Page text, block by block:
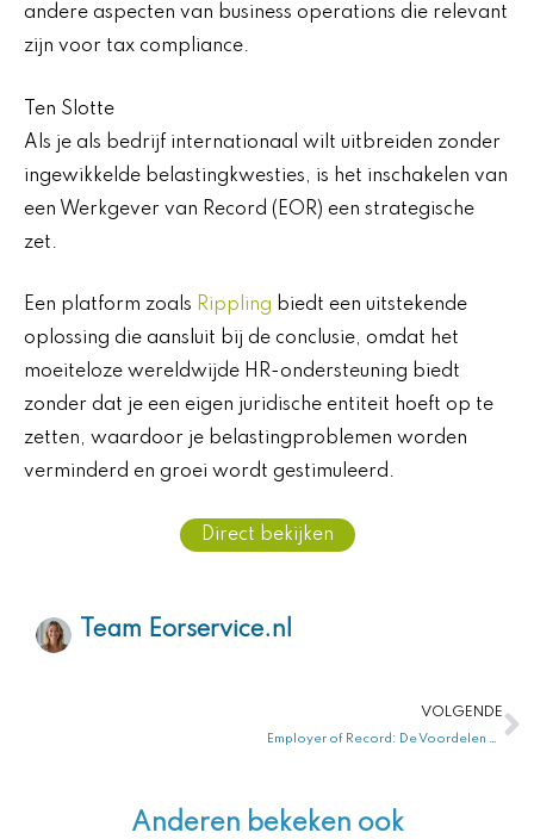
andere aspecten van business operations die relevant
zijn voor tax compliance.
Ten Slotte
Als je als bedrijf internationaal wilt uitbreiden zonder
ingewikkelde belastingkwesties, is het inschakelen van
een Werkgever van Record (EOR) een strategische
zet.
Een platform zoals Rippling biedt een uitstekende
oplossing die aansluit bij de conclusie, omdat het
moeiteloze wereldwijde HR-ondersteuning biedt
zonder dat je een eigen juridische entiteit hoeft op te
zetten, waardoor je belastingproblemen worden
verminderd en groei wordt gestimuleerd.
Direct bekijken
Team Eorservice.nl
VOLGENDE
Employer of Record: De Voordelen en Nadelen op een Rijtje!
Anderen bekeken ook